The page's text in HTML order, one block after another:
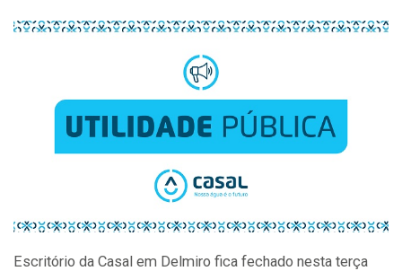
Escritório da Casal em Delmiro fica fechado nesta terça